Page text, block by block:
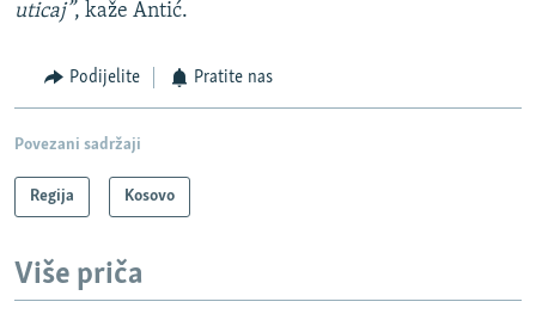
uticaj”, kaže Antić.
Podijelite Pratite nas
Povezani sadržaji
Regija Kosovo
Više priča